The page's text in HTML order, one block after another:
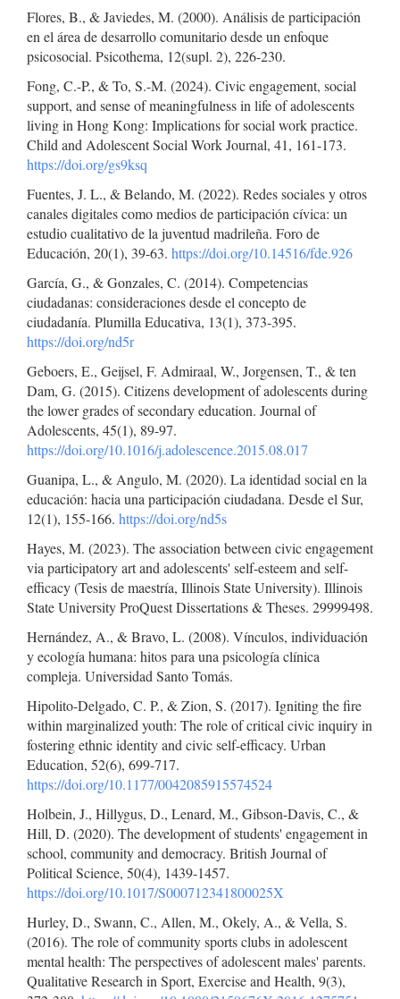
Flores, B., & Javiedes, M. (2000). Análisis de participación
en el área de desarrollo comunitario desde un enfoque
psicosocial. Psicothema, 12(supl. 2), 226-230.
Fong, C.-P., & To, S.-M. (2024). Civic engagement, social
support, and sense of meaningfulness in life of adolescents
living in Hong Kong: Implications for social work practice.
Child and Adolescent Social Work Journal, 41, 161-173.
https://doi.org/gs9ksq
Fuentes, J. L., & Belando, M. (2022). Redes sociales y otros
canales digitales como medios de participación cívica: un
estudio cualitativo de la juventud madrileña. Foro de
Educación, 20(1), 39-63. https://doi.org/10.14516/fde.926
García, G., & Gonzales, C. (2014). Competencias
ciudadanas: consideraciones desde el concepto de
ciudadanía. Plumilla Educativa, 13(1), 373-395.
https://doi.org/nd5r
Geboers, E., Geijsel, F. Admiraal, W., Jorgensen, T., & ten
Dam, G. (2015). Citizens development of adolescents during
the lower grades of secondary education. Journal of
Adolescents, 45(1), 89-97.
https://doi.org/10.1016/j.adolescence.2015.08.017
Guanipa, L., & Angulo, M. (2020). La identidad social en la
educación: hacia una participación ciudadana. Desde el Sur,
12(1), 155-166. https://doi.org/nd5s
Hayes, M. (2023). The association between civic engagement
via participatory art and adolescents' self-esteem and self-
efficacy (Tesis de maestría, Illinois State University). Illinois
State University ProQuest Dissertations & Theses. 29999498.
Hernández, A., & Bravo, L. (2008). Vínculos, individuación
y ecología humana: hitos para una psicología clínica
compleja. Universidad Santo Tomás.
Hipolito-Delgado, C. P., & Zion, S. (2017). Igniting the fire
within marginalized youth: The role of critical civic inquiry in
fostering ethnic identity and civic self-efficacy. Urban
Education, 52(6), 699-717.
https://doi.org/10.1177/0042085915574524
Holbein, J., Hillygus, D., Lenard, M., Gibson-Davis, C., &
Hill, D. (2020). The development of students' engagement in
school, community and democracy. British Journal of
Political Science, 50(4), 1439-1457.
https://doi.org/10.1017/S000712341800025X
Hurley, D., Swann, C., Allen, M., Okely, A., & Vella, S.
(2016). The role of community sports clubs in adolescent
mental health: The perspectives of adolescent males' parents.
Qualitative Research in Sport, Exercise and Health, 9(3),